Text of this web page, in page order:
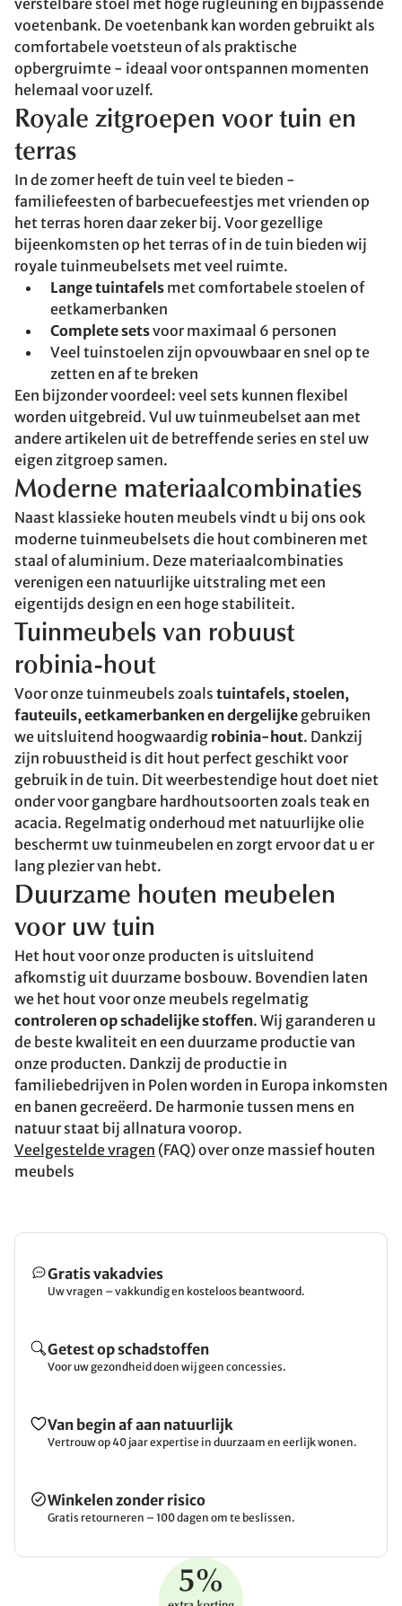
verstelbare stoel met hoge rugleuning en bijpassende
voetenbank. De voetenbank kan worden gebruikt als
comfortabele voetsteun of als praktische
opbergruimte - ideaal voor ontspannen momenten
helemaal voor uzelf.
Royale zitgroepen voor tuin en
terras
In de zomer heeft de tuin veel te bieden -
familiefeesten of barbecuefeestjes met vrienden op
het terras horen daar zeker bij. Voor gezellige
bijeenkomsten op het terras of in de tuin bieden wij
royale tuinmeubelsets met veel ruimte.
Lange tuintafels met comfortabele stoelen of
eetkamerbanken
Complete setsvoor maximaal 6 personen
Veel tuinstoelen zijn opvouwbaar en snel op te
zetten en af te breken
Een bijzonder voordeel: veel sets kunnen flexibel
worden uitgebreid. Vul uw tuinmeubelset aan met
andere artikelen uit de betreffende series en stel uw
eigen zitgroep samen.
Moderne materiaalcombinaties
Naast klassieke houten meubels vindt u bij ons ook
moderne tuinmeubelsets die hout combineren met
staal of aluminium. Deze materiaalcombinaties
verenigen een natuurlijke uitstraling met een
eigentijds design en een hoge stabiliteit.
Tuinmeubels van robuust
robinia-hout
Voor onze tuinmeubels zoals tuintafels, stoelen,
fauteuils, eetkamerbanken en dergelijke gebruiken
we uitsluitend hoogwaardig robinia-hout. Dankzij
zijn robuustheid is dit hout perfect geschikt voor
gebruik in de tuin. Dit weerbestendige hout doet niet
onder voor gangbare hardhoutsoorten zoals teak en
acacia. Regelmatig onderhoud met natuurlijke olie
beschermt uw tuinmeubelen en zorgt ervoor dat u er
lang plezier van hebt.
Duurzame houten meubelen
voor uw tuin
Het hout voor onze producten is uitsluitend
afkomstig uit duurzame bosbouw. Bovendien laten
we het hout voor onze meubels regelmatig
controleren op schadelijke stoffen. Wij garanderen u
de beste kwaliteit en een duurzame productie van
onze producten. Dankzij de productie in
familiebedrijven in Polen worden in Europa inkomsten
en banen gecreëerd. De harmonie tussen mens en
natuur staat bij allnatura voorop.
Veelgestelde vragen (FAQ) over onze massief houten
meubels
Gratis vakadvies
Uw vragen – vakkundig en kosteloos beantwoord.
Getest op schadstoffen
Voor uw gezondheid doen wij geen concessies.
Van begin af aan natuurlijk
Vertrouw op 40 jaar expertise in duurzaam en eerlijk wonen.
Winkelen zonder risico
Gratis retourneren – 100 dagen om te beslissen.